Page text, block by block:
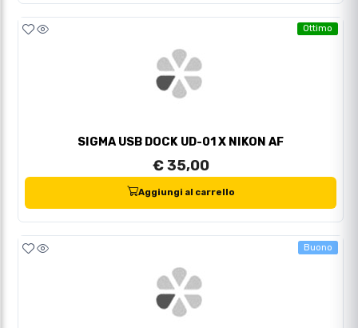
Ottimo
SIGMA USB DOCK UD-01 X NIKON AF
€ 35,00
Aggiungi al carrello
Buono